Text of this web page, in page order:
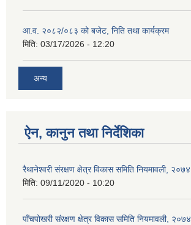
आ.व. २०८२/०८३ को बजेट, निति तथा कार्यक्रम
मिति: 03/17/2026 - 12:20
अन्य
ऐन, कानुन तथा निर्देशिका
रैथानेश्वरी संरक्षण क्षेत्र विकास समिति नियमावली, २०७४
मिति: 09/11/2020 - 10:20
पाँचपोखरी संरक्षण क्षेत्र विकास समिति नियमावली, २०७४